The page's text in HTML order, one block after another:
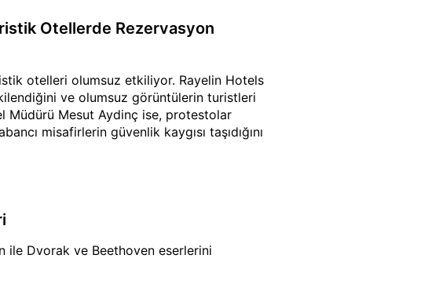
Otellerde Rezervasyon
otelleri olumsuz etkiliyor. Rayelin Hotels
ve olumsuz görüntülerin turistleri
Müdürü Mesut Aydinç ise, protestolar
misafirlerin güvenlik kaygısı taşıdığını
ile Dvorak ve Beethoven eserlerini